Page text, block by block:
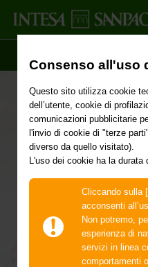
Consenso all'uso
Questo sito utilizza cookie
dell’utente, cookie di
comunicazioni pubblicitarie
l'invio di cookie di "terze
diverso da quello visitato).
L'uso dei cookie ha la durata
Cliccando sulla
acconsenti
Non potremo,
esperienza di
servizi in linea
comportamenti
Prepara al meglio il tuo
fare in vista del grande
le prime: ti aiuterà ad
capire dove puoi
gioia